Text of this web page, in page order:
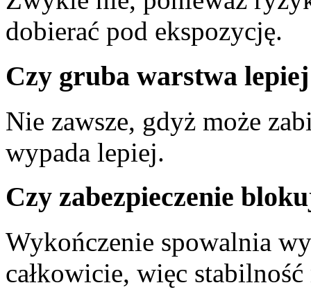
dobierać pod ekspozycję.
Czy gruba warstwa
Nie zawsze, gdyż może
wypada lepiej.
Czy zabezpieczenie
Wykończenie spowalnia
całkowicie, więc